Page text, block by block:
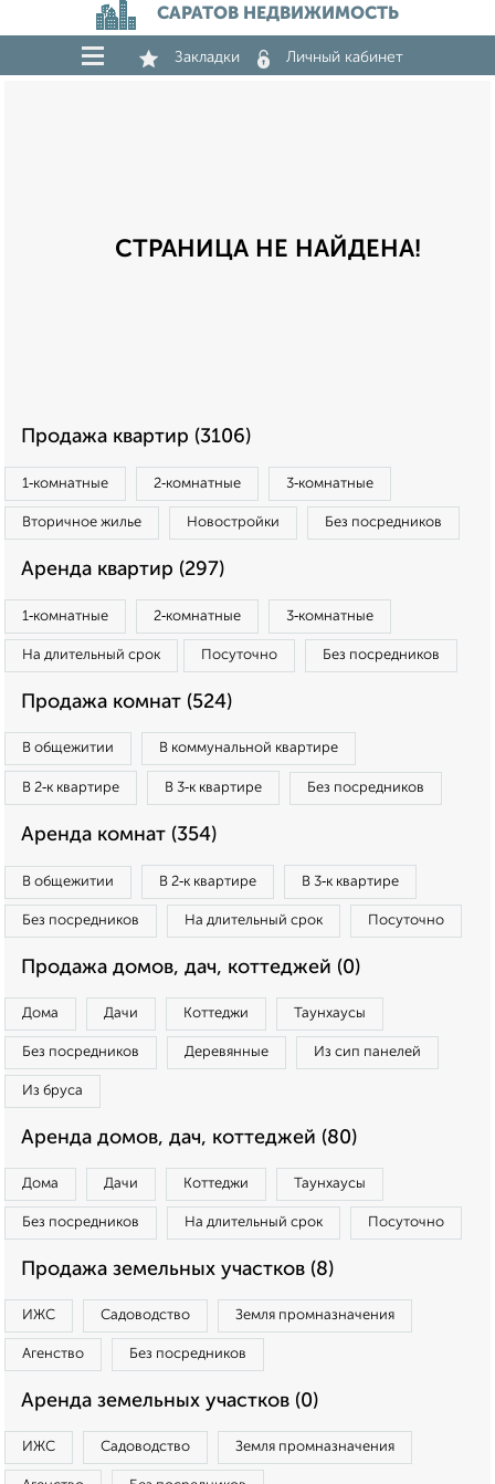
САРАТОВ НЕДВИЖИМОСТЬ
Закладки Личный кабинет
СТРАНИЦА НЕ НАЙДЕНА!
Продажа квартир (3106)
1‑комнатные 2‑комнатные 3‑комнатные
Вторичное жилье Новостройки Без посредников
Аренда квартир (297)
1‑комнатные 2‑комнатные 3‑комнатные
На длительный срок Посуточно Без посредников
Продажа комнат (524)
В общежитии В коммунальной квартире
В 2‑к квартире В 3‑к квартире Без посредников
Аренда комнат (354)
В общежитии В 2‑к квартире В 3‑к квартире
Без посредников На длительный срок Посуточно
Продажа домов, дач, коттеджей (0)
Дома Дачи Коттеджи Таунхаусы
Без посредников Деревянные Из сип панелей
Из бруса
Аренда домов, дач, коттеджей (80)
Дома Дачи Коттеджи Таунхаусы
Без посредников На длительный срок Посуточно
Продажа земельных участков (8)
ИЖС Садоводство Земля промназначения
Агенство Без посредников
Аренда земельных участков (0)
ИЖС Садоводство Земля промназначения